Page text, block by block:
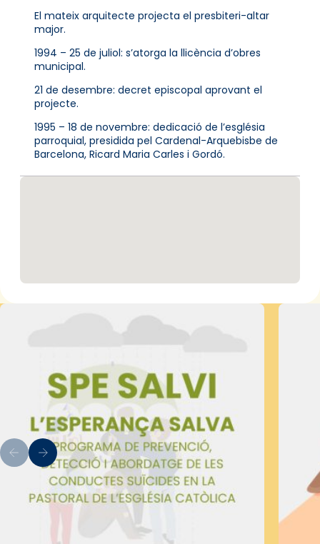
El mateix arquitecte projecta el presbiteri-altar
major.
1994 – 25 de juliol: s’atorga la llicència d’obres
municipal.
21 de desembre: decret episcopal aprovant el
projecte.
1995 – 18 de novembre: dedicació de l’església
parroquial, presidida pel Cardenal-Arquebisbe de
Barcelona, Ricard Maria Carles i Gordó.